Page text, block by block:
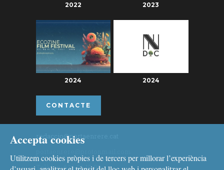
2022 2023
2024 2024
CONTACTE
redaccio@portaenrere.cat
Telèfon: 626 26 19 93
Accepta cookies
Utilitzem cookies pròpies i de tercers per millorar l’experiència